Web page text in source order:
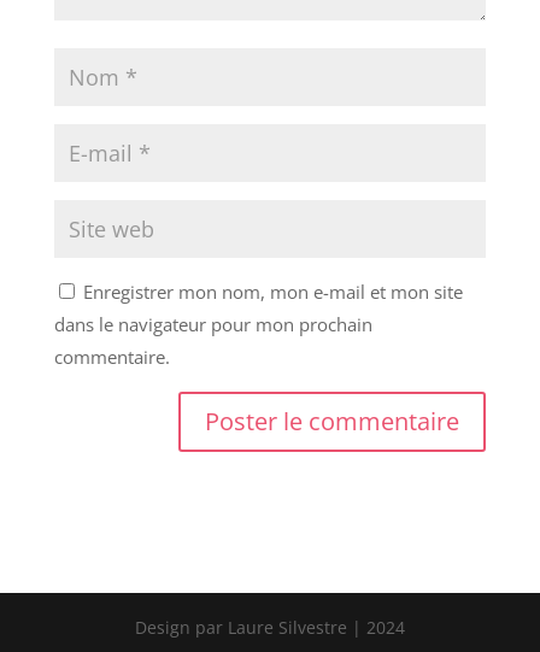
Enregistrer mon nom, mon e-mail et mon site
dans le navigateur pour mon prochain
commentaire.
Design par Laure Silvestre | 2024